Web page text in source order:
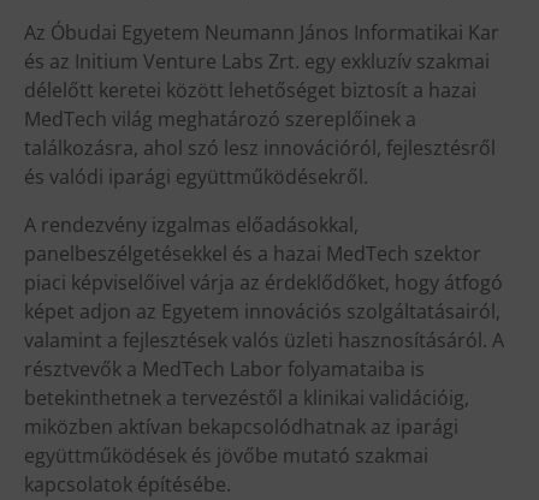
Az Óbudai Egyetem Neumann János Informatikai Kar
és az Initium Venture Labs Zrt. egy exkluzív szakmai
délelőtt keretei között lehetőséget biztosít a hazai
MedTech világ meghatározó szereplőinek a
találkozásra, ahol szó lesz innovációról, fejlesztésről
és valódi iparági együttműködésekről.
A rendezvény izgalmas előadásokkal,
panelbeszélgetésekkel és a hazai MedTech szektor
piaci képviselőivel várja az érdeklődőket, hogy átfogó
képet adjon az Egyetem innovációs szolgáltatásairól,
valamint a fejlesztések valós üzleti hasznosításáról. A
résztvevők a MedTech Labor folyamataiba is
betekinthetnek a tervezéstől a klinikai validációig,
miközben aktívan bekapcsolódhatnak az iparági
együttműködések és jövőbe mutató szakmai
kapcsolatok építésébe.